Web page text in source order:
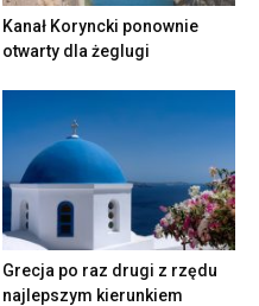
Kanał Koryncki ponownie
otwarty dla żeglugi
Grecja po raz drugi z rzędu
najlepszym kierunkiem